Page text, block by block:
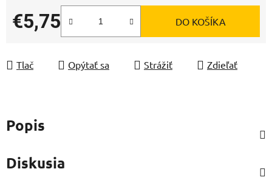
€5,75
Jednotková cena:
DO KOŠÍKA
Tlač Opýtať sa Strážiť Zdieľať
Popis
Diskusia